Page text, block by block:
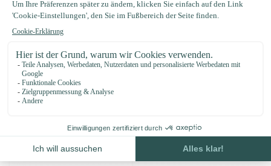
Zuletzt angesehen